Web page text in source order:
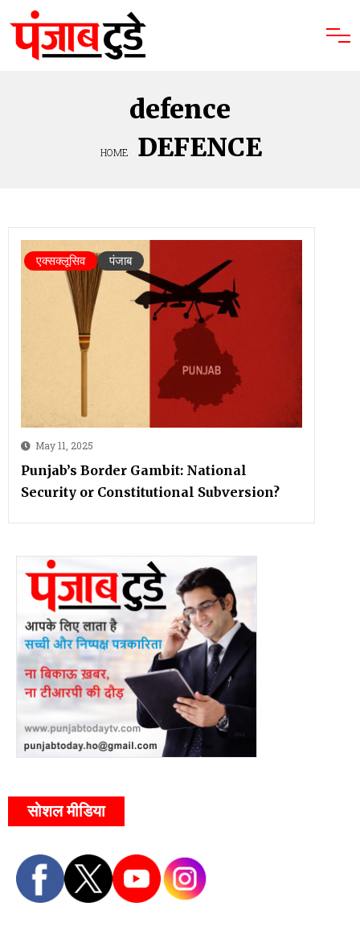
defence
HOME DEFENCE
May 11, 2025
Punjab’s Border Gambit: National
Security or Constitutional Subversion?
एक्सक्लूसिव पंजाब
सोशल मीडिया